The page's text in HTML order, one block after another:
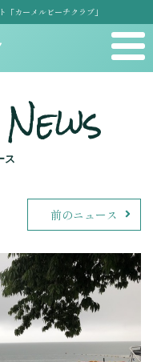
カーメルビーチクラブ」
ス
前のニュース